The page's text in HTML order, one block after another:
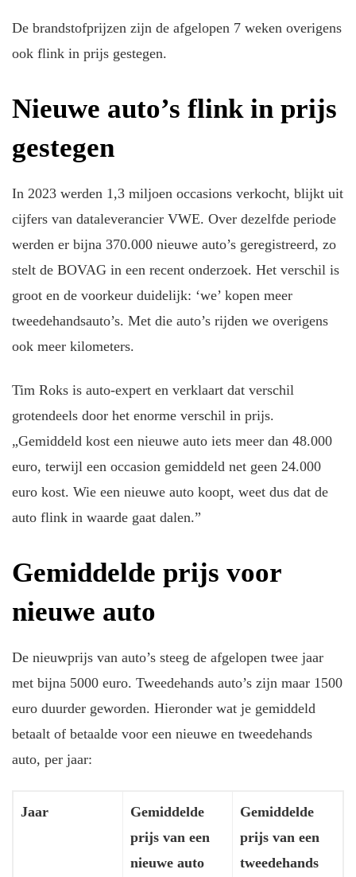
De brandstofprijzen zijn de afgelopen 7 weken overigens
ook flink in prijs gestegen.
Nieuwe auto’s flink in prijs
gestegen
In 2023 werden 1,3 miljoen occasions verkocht, blijkt uit
cijfers van dataleverancier VWE. Over dezelfde periode
werden er bijna 370.000 nieuwe auto’s geregistreerd, zo
stelt de BOVAG in een recent onderzoek. Het verschil is
groot en de voorkeur duidelijk: ‘we’ kopen meer
tweedehandsauto’s. Met die auto’s rijden we overigens
ook meer kilometers.
Tim Roks is auto-expert en verklaart dat verschil
grotendeels door het enorme verschil in prijs.
„Gemiddeld kost een nieuwe auto iets meer dan 48.000
euro, terwijl een occasion gemiddeld net geen 24.000
euro kost. Wie een nieuwe auto koopt, weet dus dat de
auto flink in waarde gaat dalen.”
Gemiddelde prijs voor
nieuwe auto
De nieuwprijs van auto’s steeg de afgelopen twee jaar
met bijna 5000 euro. Tweedehands auto’s zijn maar 1500
euro duurder geworden. Hieronder wat je gemiddeld
betaalt of betaalde voor een nieuwe en tweedehands
auto, per jaar:
Jaar
Gemiddelde
prijs van een
nieuwe auto
Gemiddelde
prijs van een
tweedehands